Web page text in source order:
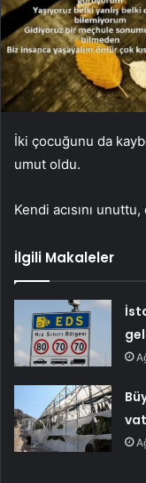
İki çocuğunu da
umut oldu.
Kendi acısını
İlgili Makaleler